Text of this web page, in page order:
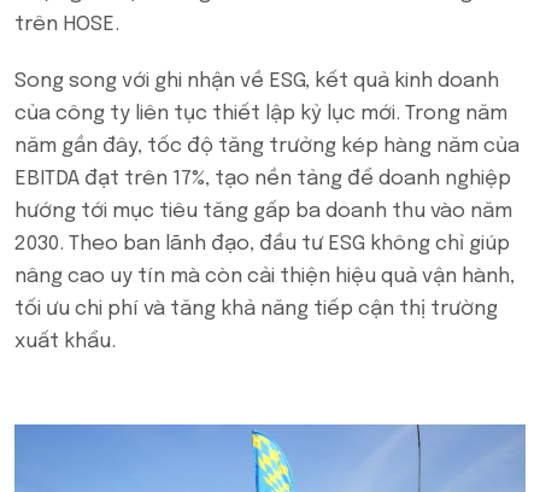
trên HOSE.
Song song với ghi nhận về ESG, kết quả kinh doanh
của công ty liên tục thiết lập kỷ lục mới. Trong năm
năm gần đây, tốc độ tăng trưởng kép hàng năm của
EBITDA đạt trên 17%, tạo nền tảng để doanh nghiệp
hướng tới mục tiêu tăng gấp ba doanh thu vào năm
2030. Theo ban lãnh đạo, đầu tư ESG không chỉ giúp
nâng cao uy tín mà còn cải thiện hiệu quả vận hành,
tối ưu chi phí và tăng khả năng tiếp cận thị trường
xuất khẩu.